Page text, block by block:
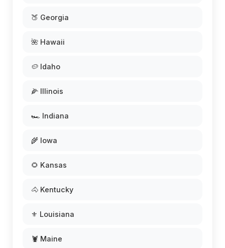
🍑 Georgia
🌺 Hawaii
🥔 Idaho
🌽 Illinois
🏎️ Indiana
🌾 Iowa
🌻 Kansas
🐴 Kentucky
⚜️ Louisiana
🦞 Maine